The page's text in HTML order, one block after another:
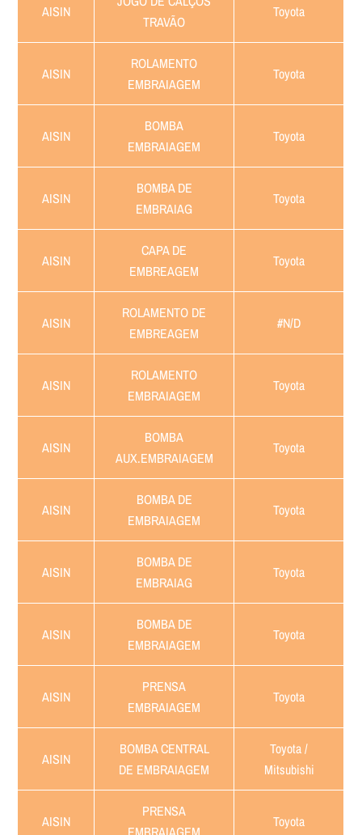
AISIN
TRAVÃO
Toyota
AISIN
ROLAMENTO
EMBRAIAGEM
Toyota
AISIN
BOMBA
EMBRAIAGEM
Toyota
AISIN
BOMBA DE
EMBRAIAG
Toyota
AISIN
CAPA DE
EMBREAGEM
Toyota
AISIN
ROLAMENTO DE
EMBREAGEM
#N/D
AISIN
ROLAMENTO
EMBRAIAGEM
Toyota
AISIN
BOMBA
AUX.EMBRAIAGEM
Toyota
AISIN
BOMBA DE
EMBRAIAGEM
Toyota
AISIN
BOMBA DE
EMBRAIAG
Toyota
AISIN
BOMBA DE
EMBRAIAGEM
Toyota
AISIN
PRENSA
EMBRAIAGEM
Toyota
AISIN
BOMBA CENTRAL
DE EMBRAIAGEM
Toyota /
Mitsubishi
AISIN
PRENSA
Toyota